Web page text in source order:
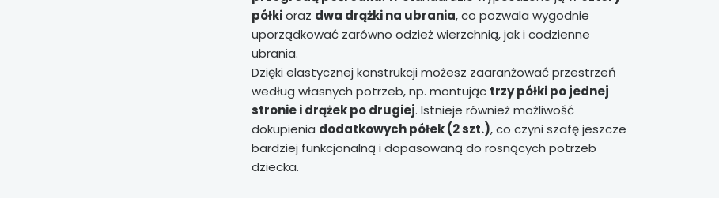
półkioraz dwa drążki na ubrania, co pozwala wygodnie
uporządkować zarówno odzież wierzchnią, jak i codzienne
ubrania.
Dzięki elastycznej konstrukcji możesz zaaranżować przestrzeń
według własnych potrzeb, np. montując trzy półki po jednej
stronie i drążek po drugiej. Istnieje również możliwość
dokupienia dodatkowych półek (2 szt.), co czyni szafę jeszcze
bardziej funkcjonalną i dopasowaną do rosnących potrzeb
dziecka.